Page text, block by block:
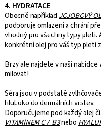
4. HYDRATACE
Obecně například JOJOBOVÝ
podporuje omlazení a chrání
vhodný pro všechny typy pleti.
konkrétní olej pro váš typ pleti
Brzy ale najdete v naší nabídce
milovat!
Séra jsou v podstatě
hluboko do dermálních vrstev.
Doporučujeme pod každý olej
VITAMÍNEM C A B3nebo